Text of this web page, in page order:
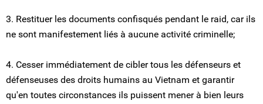
3. Restituer les documents confisqués pendant le raid, car ils
ne sont manifestement liés à aucune activité criminelle;
4. Cesser immédiatement de cibler tous les défenseurs et
défenseuses des droits humains au Vietnam et garantir
qu'en toutes circonstances ils puissent mener à bien leurs